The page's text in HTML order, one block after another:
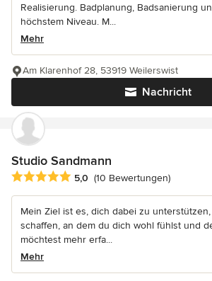
Realisierung. Badplanung, Badsanierung
höchstem Niveau. M...
Mehr
Nachricht
Am Klarenhof 28, 53919 Weilerswist
Studio Sandmann
Durchschnittliche Bewertung: 5 von 5
5,0 (10 Bewertungen)
Mein Ziel ist es, dich dabei zu
schaffen, an dem du dich wohl fühlst und
möchtest mehr erfa...
Mehr